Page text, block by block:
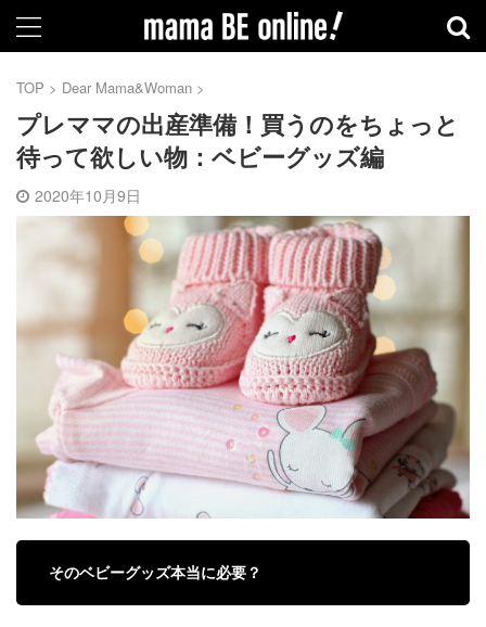
TOP > Dear Mama&Woman >
プレママの出産準備！買うのをちょっと
待って欲しい物：ベビーグッズ編
2020年10月9日
そのベビーグッズ本当に必要？